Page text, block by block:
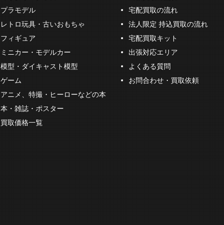
プラモデル
レトロ玩具・古いおもちゃ
フィギュア
ミニカー・モデルカー
模型・ダイキャスト模型
ゲーム
アニメ、特撮・ヒーローなどの本
本・雑誌・ポスター
買取価格一覧
宅配買取の流れ
法人限定 持込買取の流れ
宅配買取キット
出張対応エリア
よくある質問
お問合わせ・買取依頼